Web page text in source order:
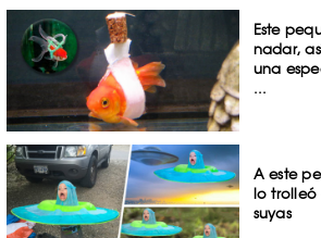
Este
nadar,
una
...
A este
lo trolleó
suyas